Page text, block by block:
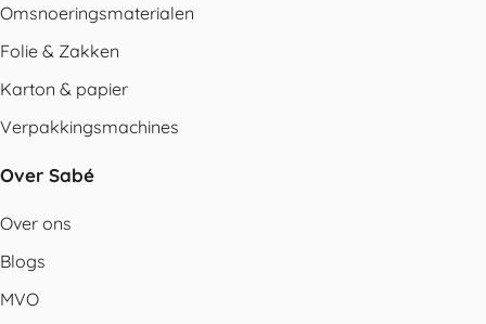
Omsnoeringsmaterialen
Folie & Zakken
Karton & papier
Verpakkingsmachines
Over Sabé
Over ons
Blogs
MVO